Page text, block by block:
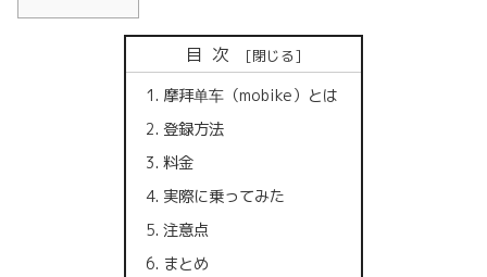
目次
摩拜单车（mobike）とは
登録方法
料金
実際に乗ってみた
注意点
まとめ